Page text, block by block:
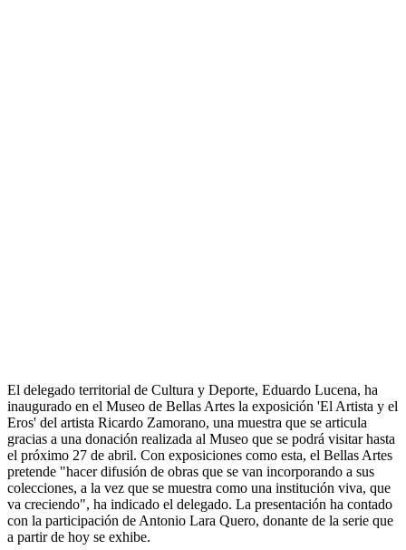
El delegado territorial de Cultura y Deporte, Eduardo Lucena, ha
inaugurado en el Museo de Bellas Artes la exposición 'El Artista y el
Eros' del artista Ricardo Zamorano, una muestra que se articula
gracias a una donación realizada al Museo que se podrá visitar hasta
el próximo 27 de abril. Con exposiciones como esta, el Bellas Artes
pretende "hacer difusión de obras que se van incorporando a sus
colecciones, a la vez que se muestra como una institución viva, que
va creciendo", ha indicado el delegado. La presentación ha contado
con la participación de Antonio Lara Quero, donante de la serie que
a partir de hoy se exhibe.